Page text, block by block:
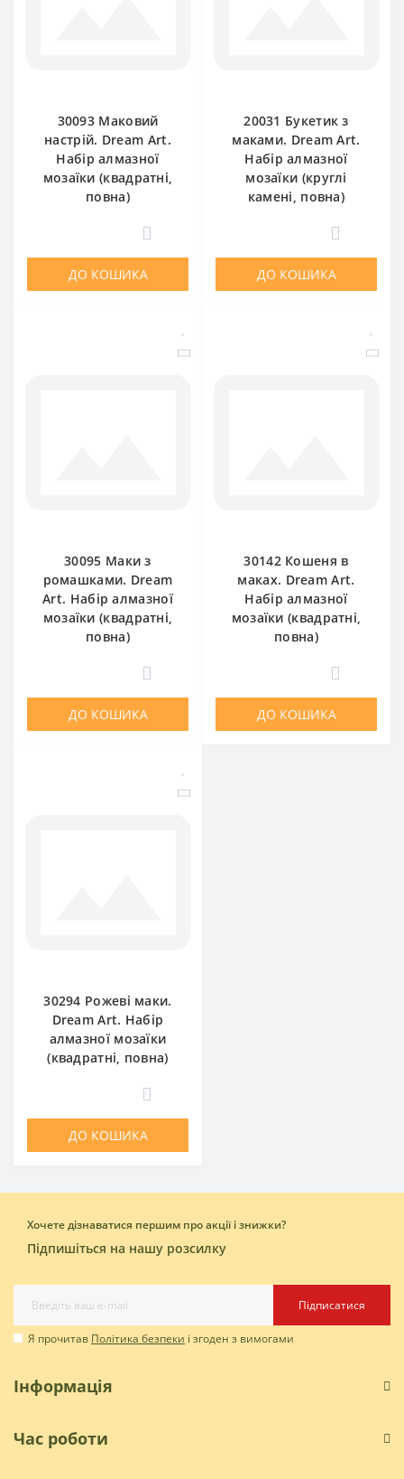
30093 Маковий
настрій. Dream Art.
Набір алмазної
мозаїки (квадратні,
повна)
0
ДО КОШИКА
20031 Букетик з
маками. Dream Art.
Набір алмазної
мозаїки (круглі
камені, повна)
0
ДО КОШИКА
30095 Маки з
ромашками. Dream
Art. Набір алмазної
мозаїки (квадратні,
повна)
0
ДО КОШИКА
30142 Кошеня в
маках. Dream Art.
Набір алмазної
мозаїки (квадратні,
повна)
0
ДО КОШИКА
30294 Рожеві маки.
Dream Art. Набір
алмазної мозаїки
(квадратні, повна)
0
ДО КОШИКА
Хочете дізнаватися першим про акції і знижки?
Підпишіться на нашу розсилку
Підписатися
Я прочитав Політика безпеки і згоден з вимогами
Інформація
Час роботи